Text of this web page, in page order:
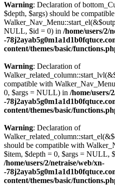
Warning: Declaration of
$depth, $args) should be
NULL, $id = 0) in /home/users/2/
-
content/themes/basic/
Warning: Declaration of
compatible with
0, $args = NULL) in /home/users/
-
content/themes/basic/
Warning: Declaration of
should be compatible with
$item, $depth = 0, $args = NULL,
/home/users/2/netraise/web/xn-
-
content/themes/basic/